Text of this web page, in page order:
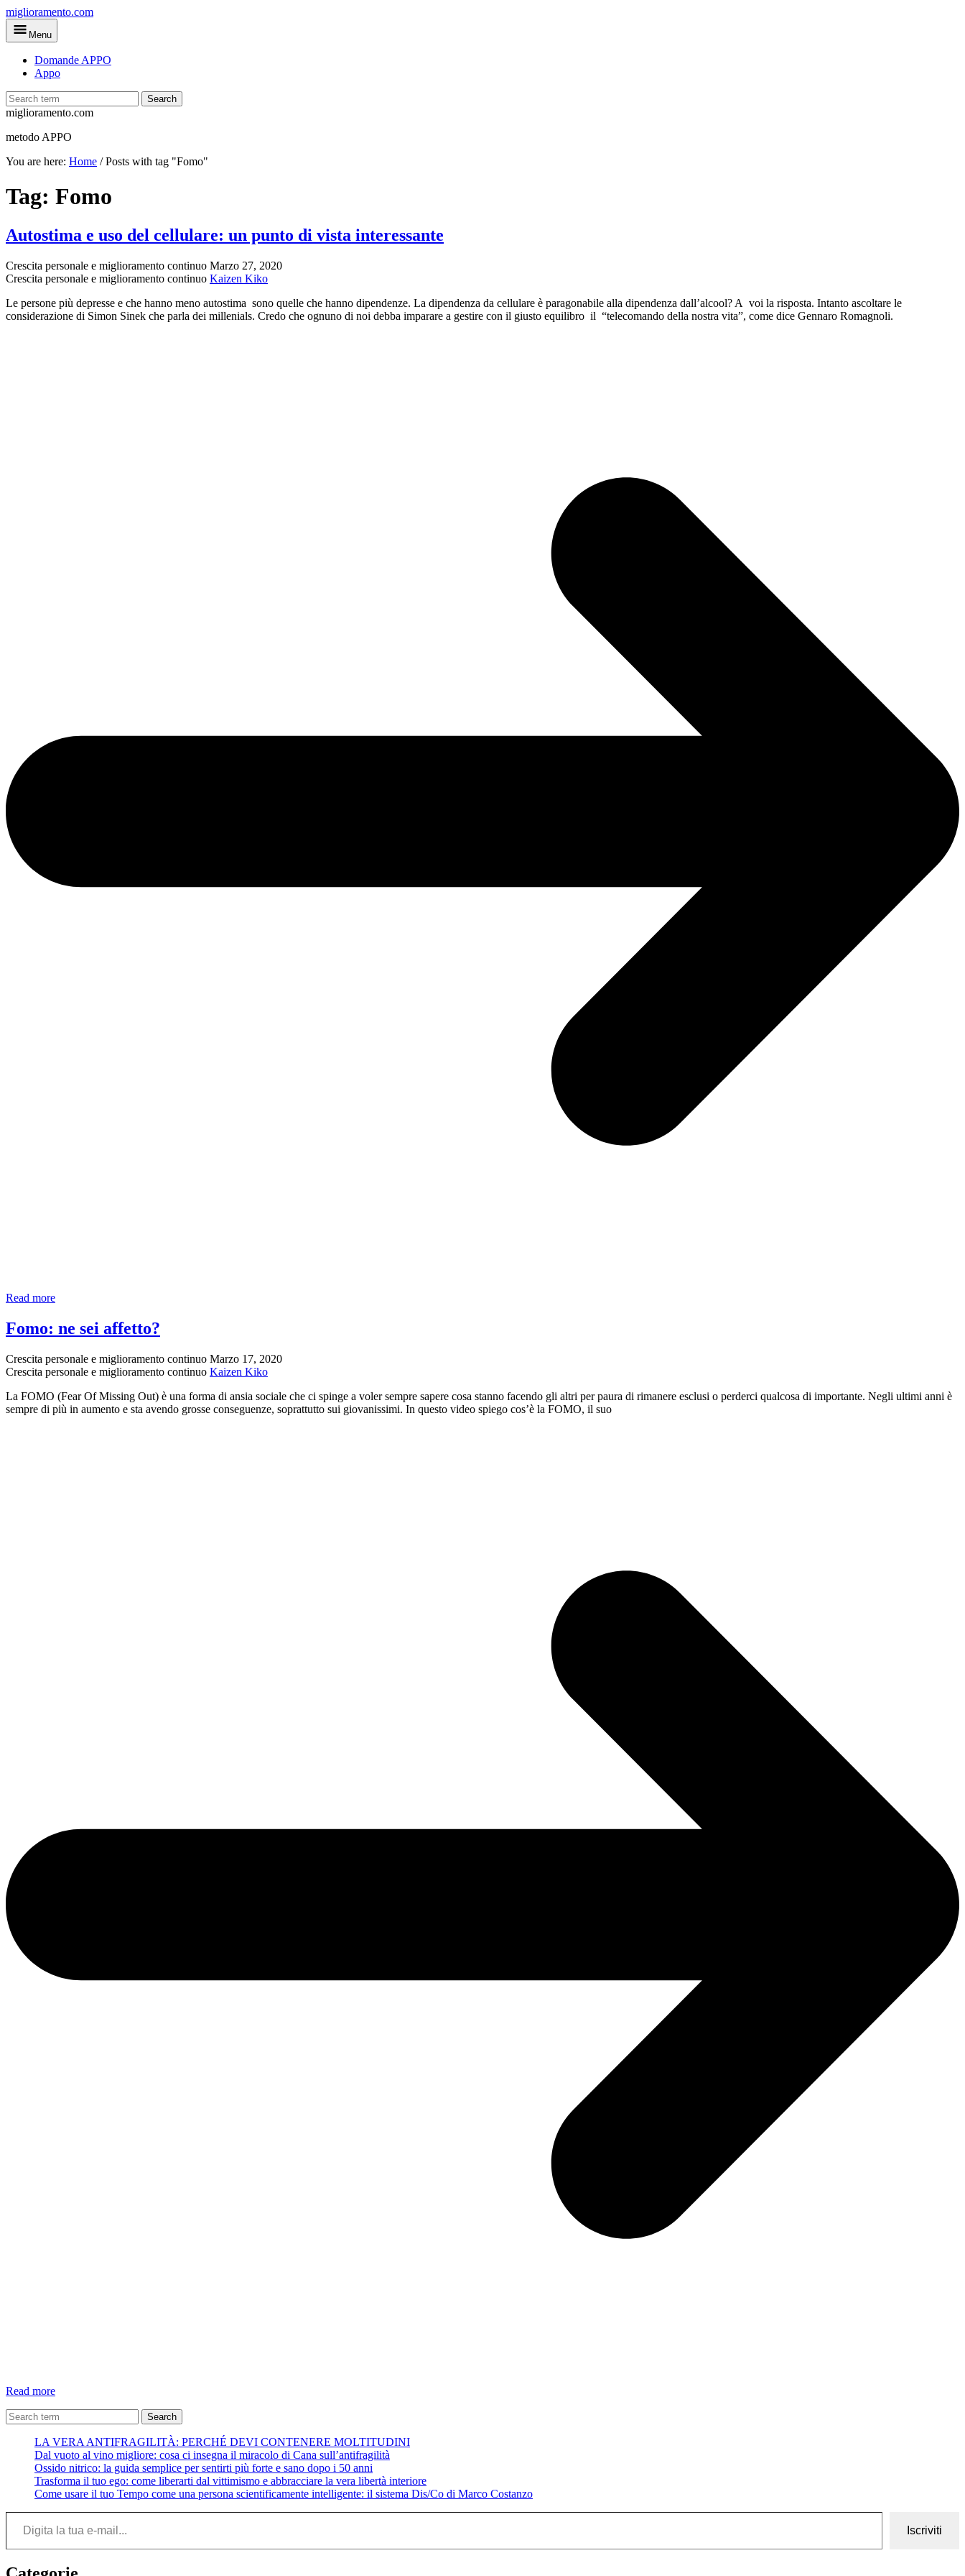
Skip
to
main
miglioramento.com
Menu
Domande APPO
Appo
Search
miglioramento.com
metodo APPO
You are here: Home /Posts with tag "Fomo"
Tag: Fomo
Autostima e uso del cellulare: un punto di vista interessante
Crescita personale e miglioramento continuo Marzo 27, 2020
Crescita personale e miglioramento continuo Kaizen Kiko
Le persone più depresse e che hanno meno autostima sono quelle che hanno dipendenze. La dipendenza da cellulare è paragonabile alla dipendenza dall’alcool? A voi la risposta. Intanto ascoltare le
considerazione di Simon Sinek che parla dei millenials. Credo che ognuno di noi debba imparare a gestire con il giusto equilibro il “telecomando della nostra vita”, come dice Gennaro Romagnoli.
Read moreAutostima
del
un
punto
vista
interessante
Fomo: ne sei affetto?
Crescita personale e miglioramento continuo Marzo 17, 2020
Crescita personale e miglioramento continuo Kaizen Kiko
La FOMO (Fear Of Missing Out) è una forma di ansia sociale che ci spinge a voler sempre sapere cosa stanno facendo gli altri per paura di rimanere esclusi o perderci qualcosa di importante. Negli ultimi anni è
sempre di più in aumento e sta avendo grosse conseguenze, soprattutto sui giovanissimi. In questo video spiego cos’è la FOMO, il suo
Read moreFomo:
sei
Search
LA VERA ANTIFRAGILITÀ: PERCHÉ DEVI CONTENERE MOLTITUDINI
Dal vuoto al vino migliore: cosa ci insegna il miracolo di Cana sull’antifragilità
Ossido nitrico: la guida semplice per sentirti più forte e sano dopo i 50 anni
Trasforma il tuo ego: come liberarti dal vittimismo e abbracciare la vera libertà interiore
Come usare il tuo Tempo come una persona scientificamente intelligente: il sistema Dis/Co di Marco Costanzo
Digita la tua e-mail...
Iscriviti